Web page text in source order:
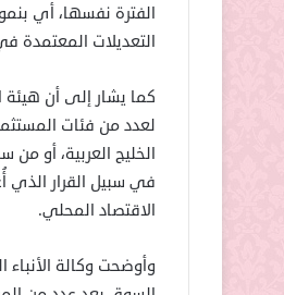
التعديلات المعتمدة
لعدد من فئات
الخليج العربية، أو
في سبيل القرار الذي
الاقتصاد المحلي.
وأوضحت وكالة